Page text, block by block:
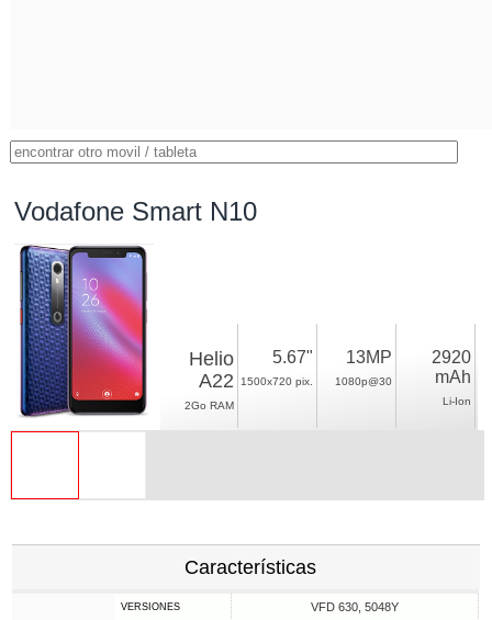
Vodafone Smart N10
Helio
A22
2Go RAM
5.67"
1500x720 pix.
13MP
1080p@30
2920
mAh
Li-Ion
Características
VERSIONES VFD 630, 5048Y